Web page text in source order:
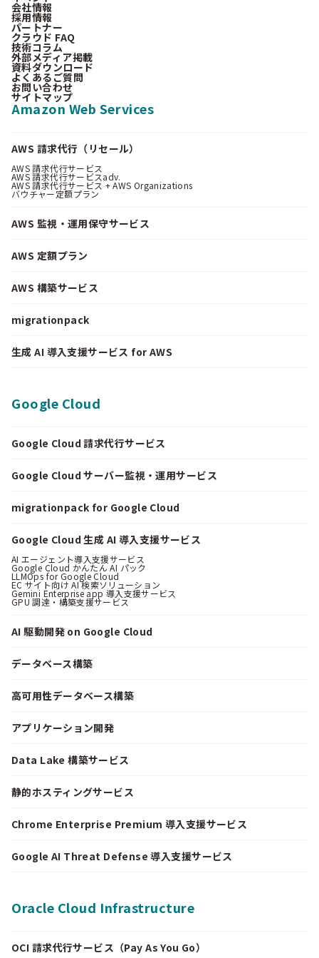
会社情報
採用情報
パートナー
クラウド FAQ
技術コラム
外部メディア掲載
資料ダウンロード
よくあるご質問
お問い合わせ
サイトマップ
Amazon Web Services
AWS 請求代行（リセール）
AWS 請求代行サービス
AWS 請求代行サービスadv.
AWS 請求代行サービス + AWS Organizations
バウチャー定額プラン
AWS 監視・運用保守サービス
AWS 定額プラン
AWS 構築サービス
migrationpack
生成 AI 導入支援サービス for AWS
Google Cloud
Google Cloud 請求代行サービス
Google Cloud サーバー監視・運用サービス
migrationpack for Google Cloud
Google Cloud 生成 AI 導入支援サービス
AI エージェント導入支援サービス
Google Cloud かんたん AI パック
LLMOps for Google Cloud
EC サイト向け AI 検索ソリューション
Gemini Enterprise app 導入支援サービス
GPU 調達・構築支援サービス
AI 駆動開発 on Google Cloud
データベース構築
高可用性データベース構築
アプリケーション開発
Data Lake 構築サービス
静的ホスティングサービス
Chrome Enterprise Premium 導入支援サービス
Google AI Threat Defense 導入支援サービス
Oracle Cloud Infrastructure
OCI 請求代行サービス（Pay As You Go）